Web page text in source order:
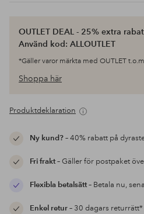
OUTLET DEAL - 25% extra
Använd kod: ALLOUTLET
*Gäller varor märkta med OUTLET
Shoppa här
Produktdeklaration
Ny kund?– 40% rabatt på
Fri frakt– Gäller för postpaket
Flexibla betalsätt– Betala nu,
Enkel retur– 30 dagars returrätt*